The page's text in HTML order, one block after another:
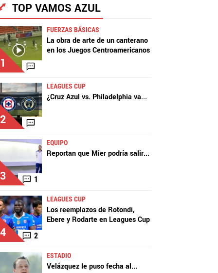
TOP VAMOS AZUL
1
FUERZAS BÁSICAS
La obra de arte de un canterano
en los Juegos Centroamericanos
2
LEAGUES CUP
¿Cruz Azul vs. Philadelphia va...
3 1
EQUIPO
Reportan que Mier podría salir...
4 2
LEAGUES CUP
Los reemplazos de Rotondi,
Ebere y Rodarte en Leagues Cup
ESTADIO
Velázquez le puso fecha al...